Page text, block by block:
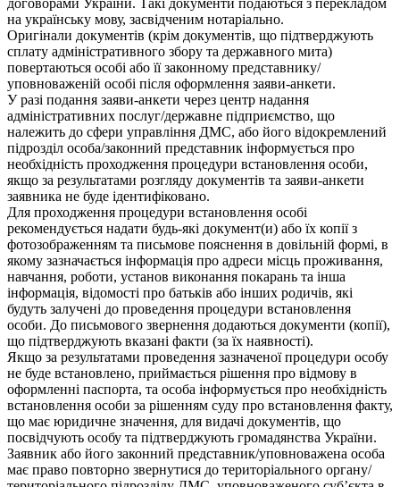
на українську мову, засвідченим нотаріально.
Оригінали документів (крім документів, що підтверджують
сплату адміністративного збору та державного мита)
повертаються особі або її законному представнику/
уповноваженій особі після оформлення заяви-анкети.
У разі подання заяви-анкети через центр надання
адміністративних послуг/державне підприємство, що
належить до сфери управління ДМС, або його відокремлений
підрозділ особа/законний представник інформується про
необхідність проходження процедури встановлення особи,
якщо за результатами розгляду документів та заяви-анкети
заявника не буде ідентифіковано.
Для проходження процедури встановлення особі
рекомендується надати будь-які документ(и) або їх копії з
фотозображенням та письмове пояснення в довільній формі, в
якому зазначається інформація про адреси місць проживання,
навчання, роботи, установ виконання покарань та інша
інформація, відомості про батьків або інших родичів, які
будуть залучені до проведення процедури встановлення
особи. До письмового звернення додаються документи (копії),
що підтверджують вказані факти (за їх наявності).
Якщо за результатами проведення зазначеної процедури особу
не буде встановлено, приймається рішення про відмову в
оформленні паспорта, та особа інформується про необхідність
встановлення особи за рішенням суду про встановлення факту,
що має юридичне значення, для видачі документів, що
посвідчують особу та підтверджують громадянства України.
Заявник або його законний представник/уповноважена особа
має право повторно звернутися до територіального органу/